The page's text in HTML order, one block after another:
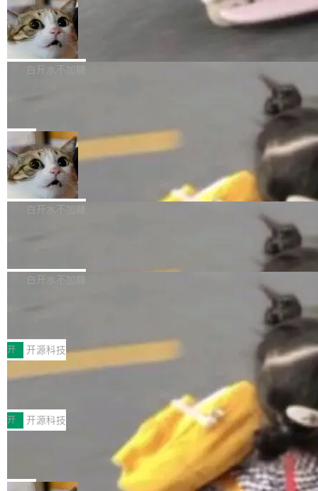
l 迁移或唤醒时，新宿主从 S3 恢复 SQLite 数据
库继续执行。存储库是持久化的唯一真相...
te 17 Pro、OPPO K15，要么是vivo X300 E这
样的次旗舰。 Galaxy Z Fold8 Ultra / Z Fold8 /
Z Flip8三款折叠屏新机均在7月22日发布，且全
部搭载骁龙8 Elite Gen5 for Galaxy，它们本该
本控制系统。目前处于 Early Access 阶段。 De
ltaDB 的核心思路直接写在 landing page 最显
眼的位置：「Software is made between com
mits」——软件是在 commit 之间写出来的。git
是把这段空隙补上。 回退到任何一次编辑：Delt
aDB 捕获 commit 之间的每一次操作，...
SpaceXAI 单季资本开支达 183 亿美元
根据风险投资人Tomer Tunguz 博客（VC 分
析）披露的最新分析与第二季度业绩报告，Spac
微软同期总资本开支的四成。 与亚马逊、Alpha
bet、微软以及 Meta 等传统科技巨头相比，Spa
ceXAI的资金消耗速度尤为引人瞩目。然而，支
撑庞大支出的资金来源却呈现出截然不同的面
貌。数据显示，微软和 Meta 主要依托充沛的经
白开水不加糖
一个在终端里运行的编程 agent；Muse Spark
1.2，驱动这个 agent 的新模型。一句话概括：
你可以用 curl -fsSL https://dev.meta.ai/install.
sh | bash 安装一个能在大项目里自动规划、写
代码、验证结果的 AI 终端工具。 据介绍，Muse
个主 agent 循环，外加一组后台 agent。这些后
局
美团开源 LoHoSearch，用知识图谱校
准 AI 能力认知
机器出题的前提，是让机器拥有全局视野。整个
构建流程可以分为四个环节：建图 → 控制难度
白开水不加糖
库，并将作为transport接入Mooncake TENT。
MPComm将作为一种传输引擎接入Mooncake T
ENT，实现零拷贝传输性能提升30%、非零拷贝
传输性能最高提升5倍。UCL-MPComm底层基
于自研UCL-Engine通信引擎，后续腾讯网平将
持续开源更多基于UCL-Engine的高性能通信组
件。 腾讯网平团队在UCL-MPComm中实现了一
个独立于业务线程的全局通信引擎（Engine），
白开水不加糖
型案例入选名单》，深信服“面向企业研发场景的
开源 AI 编程平台 CoStrict 应用”凭借卓越的技术
创新与落地成效成功入选。 全链路私有化部署，
助力企业AI研发安全落地 当前，越来越多企业已
经开始引入 AI Coding 工具，通过调用公有云模
型或企业内部部署模型提升研发效率。但随着 AI
Coding 从个人辅助工具逐步走向团队级、组织
级应用，企业在规模化落地过程中，对安全性、
可控性和代码质量提出了更高要求。 首先是数据
开 开源科技
深信服AI算力网关入选工信部人工智能
前不久，工业和信息化部正式发布《2025年人工
智能应用典型案例名单》，集中展示人工智能在
各领域的应用成果，覆盖技术底座、行业赋能、
产品应用、支撑保障、专题等五大方向。深信服
AI算力网关（AI创新平台）成功入选！ 随着各行
各业的Agent走向规模化建设，算力构成形态逐
开 开源科技
Jeff Dean 离开 Google：一个时代的结
束，一个实验室的开始
Google 员工编号 20。MapReduce 作者之一。
Bigtable 作者之一。TensorFlow 的作者之一。